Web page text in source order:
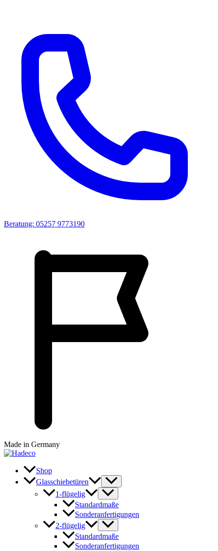
Beratung: 05257 9773190
Made in Germany
Shop
Glasschiebetüren
1-flügelig
Standardmaße
Sonderanfertigungen
2-flügelig
Standardmaße
Sonderanfertigungen